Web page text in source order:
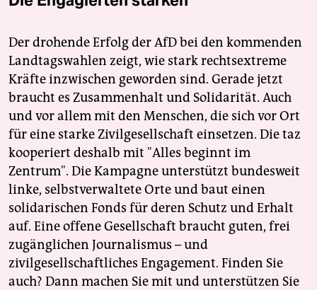
Der drohende Erfolg der AfD bei den kommenden
Landtagswahlen zeigt, wie stark rechtsextreme
Kräfte inzwischen geworden sind. Gerade jetzt
braucht es Zusammenhalt und Solidarität. Auch
und vor allem mit den Menschen, die sich vor Ort
für eine starke Zivilgesellschaft einsetzen. Die taz
kooperiert deshalb mit "Alles beginnt im
Zentrum". Die Kampagne unterstützt bundesweit
linke, selbstverwaltete Orte und baut einen
solidarischen Fonds für deren Schutz und Erhalt
auf. Eine offene Gesellschaft braucht guten, frei
zugänglichen Journalismus – und
zivilgesellschaftliches Engagement. Finden Sie
auch? Dann machen Sie mit und unterstützen Sie